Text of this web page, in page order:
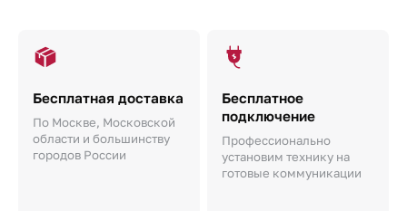
Бесплатная доставка
По Москве, Московской
области и большинству
городов России
Бесплатное
подключение
Профессионально
установим технику на
готовые коммуникации